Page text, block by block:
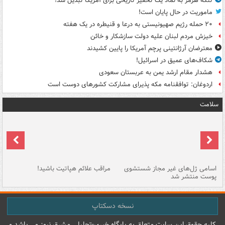
ماموریت در حال پایان است!
۲۰ حمله رژیم صهیونیستی به درعا و قنیطره در یک هفته
خیزش مردم لبنان علیه دولت سازشکار و خائن
معترضان آرژانتینی پرچم آمریکا را پایین کشیدند
شکاف‌های عمیق در اسرائیل!
هشدار مقام ارشد یمن به عربستان سعودی
اردوغان: توافقنامه مکه پذیرای مشارکت کشورهای دوست است
سلامت
اسامی ژل‌های غیر مجاز شستشوی
پوست منتشر شد
مراقب علائم هپاتیت باشید!
نسخه دسکتاپ